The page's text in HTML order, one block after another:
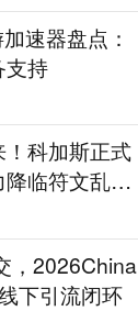
速器盘点：
支持
科加斯正式
临符文乱
，2026China
下引流闭环